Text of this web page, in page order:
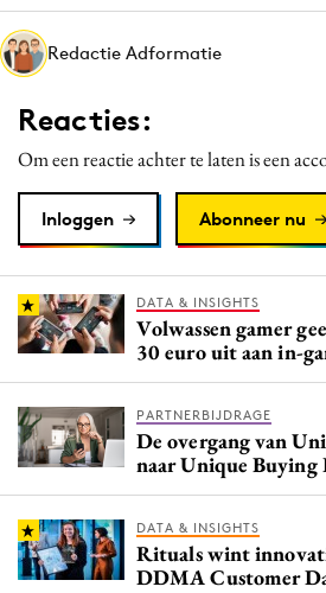
Media
Merkstrategie
Programmatic
Purpose Marketing
Redactie Adformatie
Reacties:
Om een reactie achter te laten is een
Inloggen Abonneer nu
DATA & INSIGHTS
Volwassen gamer
30 euro uit aan in-
PARTNERBIJDRAGE
De overgang van
naar Unique Buying
DATA & INSIGHTS
Rituals wint
DDMA Customer